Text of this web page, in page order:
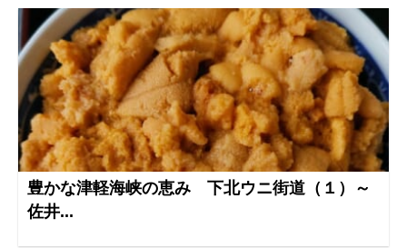
豊かな津軽海峡の恵み 下北ウニ街道（１）～
佐井...